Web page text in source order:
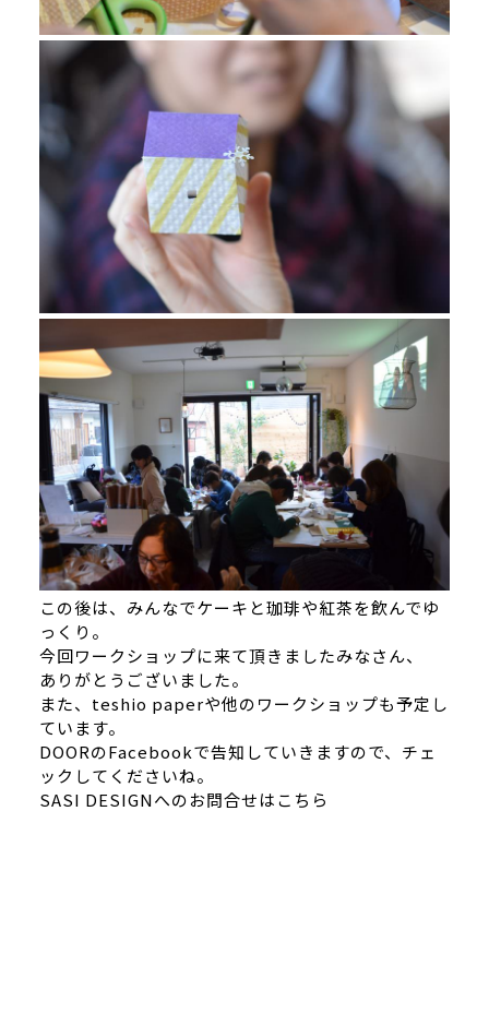
この後は、みんなでケーキと珈琲や紅茶を飲んでゆ
っくり。
今回ワークショップに来て頂きましたみなさん、
ありがとうございました。
また、teshio paperや他のワークショップも予定し
ています。
DOORのFacebookで告知していきますので、チェ
ックしてくださいね。
SASI DESIGNへのお問合せはこちら